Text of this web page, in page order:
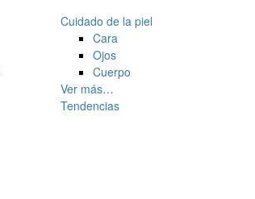
Cuidado de la piel
Cara
Ojos
Cuerpo
Ver más…
Tendencias